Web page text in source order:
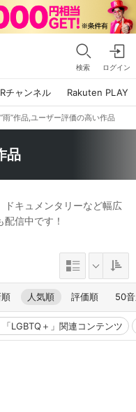
検索 ログイン
Rチャンネル Rakuten PLAY
雨”作品,ユーザー評価の高い作品
品
ドキュメンタリーなど幅広
信中です！
人気順 評価順 50
「LGBTQ＋」関連コンテンツ